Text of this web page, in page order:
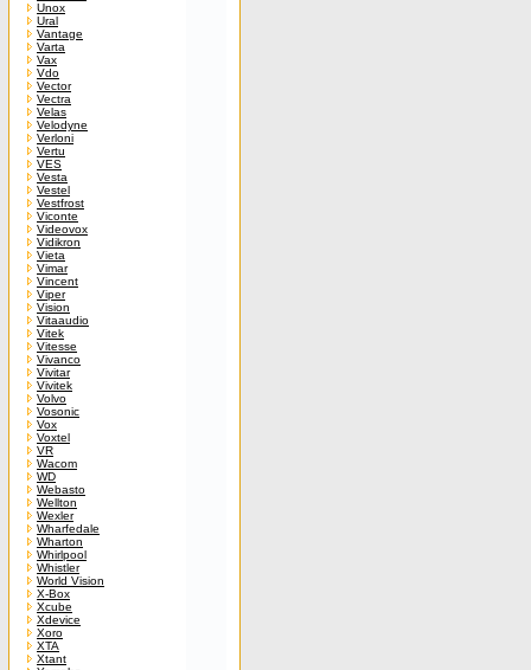
Unox
Ural
Vantage
Varta
Vax
Vdo
Vector
Vectra
Velas
Velodyne
Verloni
Vertu
VES
Vesta
Vestel
Vestfrost
Viconte
Videovox
Vidikron
Vieta
Vimar
Vincent
Viper
Vision
Vitaaudio
Vitek
Vitesse
Vivanco
Vivitar
Vivitek
Volvo
Vosonic
Vox
Voxtel
VR
Wacom
WD
Webasto
Wellton
Wexler
Wharfedale
Wharton
Whirlpool
Whistler
World Vision
X-Box
Xcube
Xdevice
Xoro
XTA
Xtant